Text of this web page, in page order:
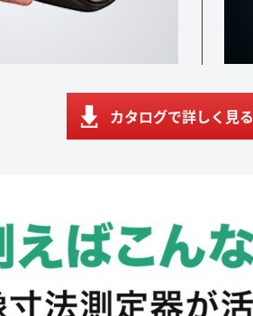
カタログで詳しく見る